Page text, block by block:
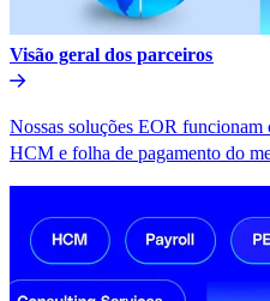
Visão geral dos parceiros​​
Nossas soluções EOR funcionam
HCM e folha de pagamento do